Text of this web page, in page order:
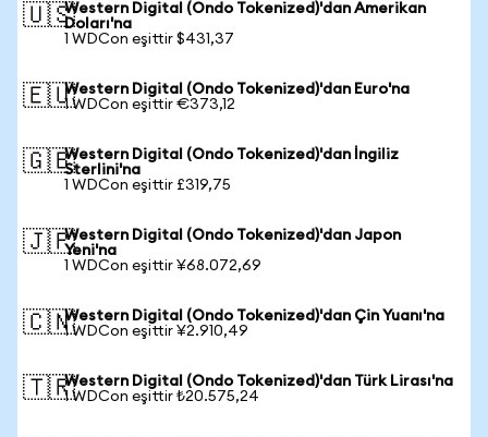
🇺🇸Western Digital (Ondo Tokenized)'dan Amerikan
Doları'na
1 WDCon eşittir $431,37
🇪🇺Western Digital (Ondo Tokenized)'dan Euro'na
1 WDCon eşittir €373,12
🇬🇧Western Digital (Ondo Tokenized)'dan İngiliz
Sterlini'na
1 WDCon eşittir £319,75
🇯🇵Western Digital (Ondo Tokenized)'dan Japon
Yeni'na
1 WDCon eşittir ¥68.072,69
🇨🇳Western Digital (Ondo Tokenized)'dan Çin Yuanı'na
1 WDCon eşittir ¥2.910,49
🇹🇷Western Digital (Ondo Tokenized)'dan Türk Lirası'na
1 WDCon eşittir ₺20.575,24